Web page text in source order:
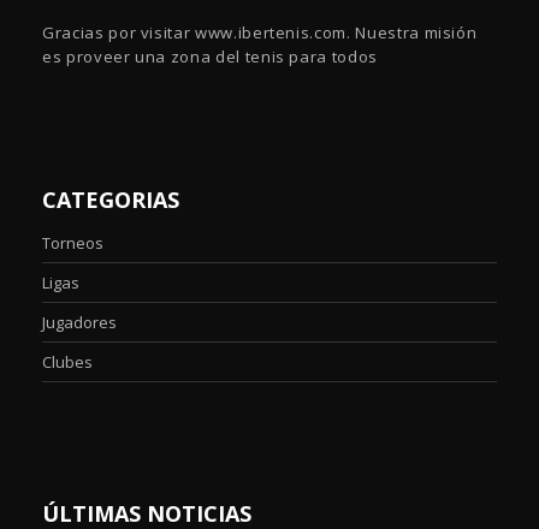
Gracias por visitar www.ibertenis.com. Nuestra misión
es proveer una zona del tenis para todos
CATEGORIAS
Torneos
Ligas
Jugadores
Clubes
ÚLTIMAS NOTICIAS